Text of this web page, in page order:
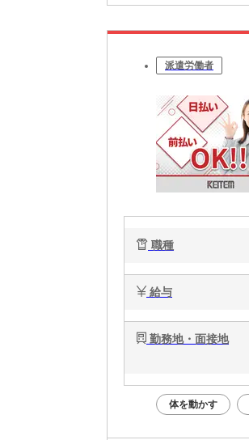
派遣労働者
職種
給与
勤務地・面接地
体を動かす